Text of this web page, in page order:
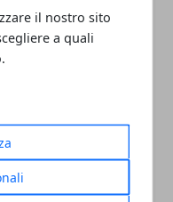
il nostro sito
a quali